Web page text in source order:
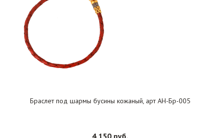
Браслет под шармы бусины кожаный, арт АН-Бр-005